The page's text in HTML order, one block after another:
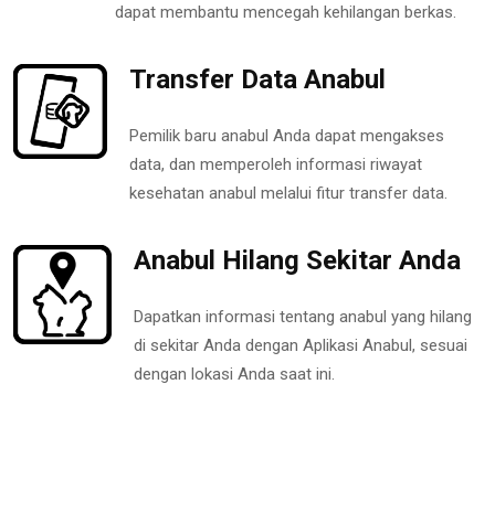
dapat membantu mencegah kehilangan berkas.
Transfer Data Anabul
Pemilik baru anabul Anda dapat mengakses
data, dan memperoleh informasi riwayat
kesehatan anabul melalui fitur transfer data.
Anabul Hilang Sekitar Anda
Dapatkan informasi tentang anabul yang hilang
di sekitar Anda dengan Aplikasi Anabul, sesuai
dengan lokasi Anda saat ini.